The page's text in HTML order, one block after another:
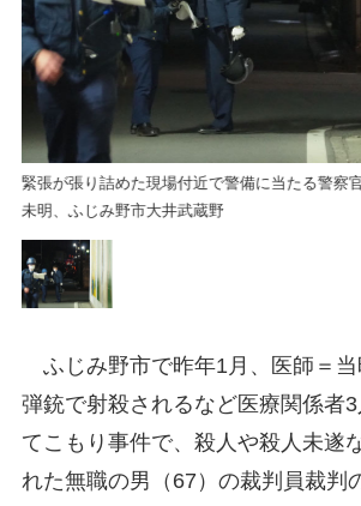
緊張が張り詰めた現場付近で警備に当たる警察
未明、ふじみ野市大井武蔵野
ふじみ野市で昨年1月、医師＝当
弾銃で射殺されるなど医療関係者
てこもり事件で、殺人や殺人未遂
れた無職の男（67）の裁判員裁判